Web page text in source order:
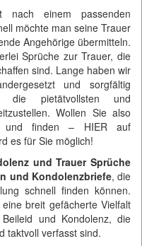
einem passenden
möchte man seine Trauer
Angehörige übermitteln.
Sprüche zur Trauer, die
sind. Lange haben wir
und sorgfältig
die pietätvollsten und
Wollen Sie also
und finden – HIER auf
es für Sie möglich!
und Trauer Sprüche
und Kondolenzbriefe, die
schnell finden können.
breit gefächerte Vielfalt
und Kondolenz, die
taktvoll verfasst sind.